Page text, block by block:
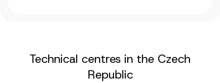
Technical centres in the Czech
Republic